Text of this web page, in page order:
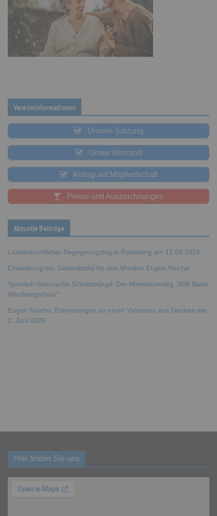
Vereinsinformationen
Unsere Satzung
Unser Vorstand
Antrag auf Mitgliedschaft
Preise und Auszeichnungen
Aktuelle Beiträge
Landeskirchlicher Begegnungstag in Radeberg am 12.09.2026
Einweihung der Gedenktafel für den Musiker Eugen Reiche
Sportlich-historische Schnitzeljagd. Der Abenteuerweg „Willi Balds
Windbergschatz“.
Eugen Reiche. Erinnerungen an einen Virtuosen aus Deuben am
2. Juni 2026
Hier finden Sie uns